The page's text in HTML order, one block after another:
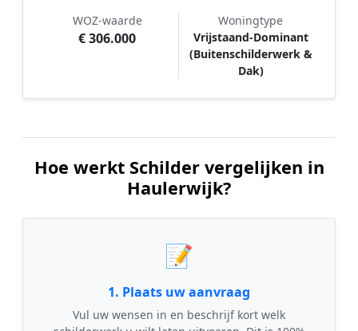
WOZ-waarde
€ 306.000
Woningtype
Vrijstaand-Dominant
(Buitenschilderwerk &
Dak)
Hoe werkt Schilder vergelijken in
Haulerwijk?
📝
1. Plaats uw aanvraag
Vul uw wensen in en beschrijf kort welk